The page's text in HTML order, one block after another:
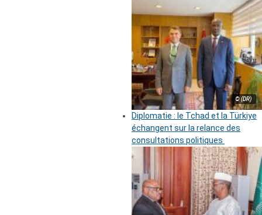
© (DR)
Diplomatie : le Tchad et la Türkiye
échangent sur la relance des
consultations politiques